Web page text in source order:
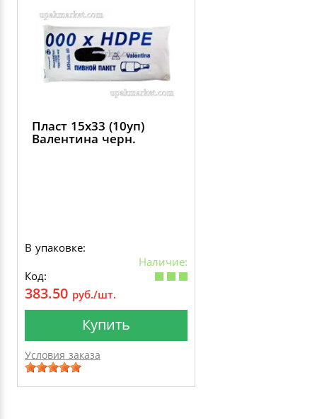
Пласт 15х33 (10уп)
Валентина черн.
В упаковке:
Наличие:
Код:
383.50 руб./шт.
Купить
Условия заказа